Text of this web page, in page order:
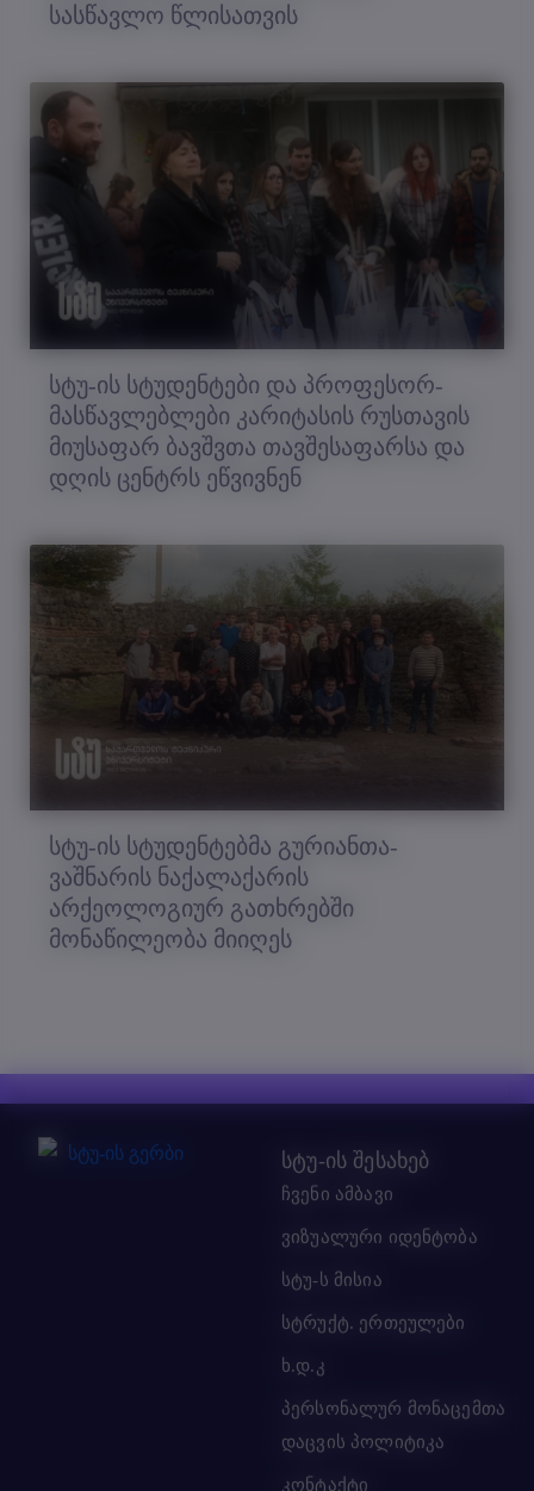
სასწავლო წლისათვის
სტუ-ის სტუდენტები და პროფესორ-
მასწავლებლები კარიტასის რუსთავის
მიუსაფარ ბავშვთა თავშესაფარსა და
დღის ცენტრს ეწვივნენ
სტუ-ის სტუდენტებმა გურიანთა-
ვაშნარის ნაქალაქარის
არქეოლოგიურ გათხრებში
მონაწილეობა მიიღეს
სტუ-ის შესახებ
ჩვენი ამბავი
ვიზუალური იდენტობა
სტუ-ს მისია
სტრუქტ. ერთეულები
ხ.დ.კ
პერსონალურ მონაცემთა
დაცვის პოლიტიკა
კონტაქტი